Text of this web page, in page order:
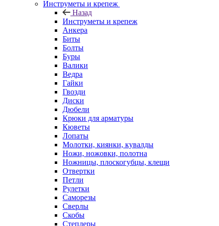
Инструметы и крепеж
Назад
Инструметы и крепеж
Анкера
Биты
Болты
Буры
Валики
Ведра
Гайки
Гвозди
Диски
Дюбели
Крюки для арматуры
Кюветы
Лопаты
Молотки, киянки, кувалды
Ножи, ножовки, полотна
Ножницы, плоскогубцы, клещи
Отвертки
Петли
Рулетки
Саморезы
Сверлы
Скобы
Степлеры